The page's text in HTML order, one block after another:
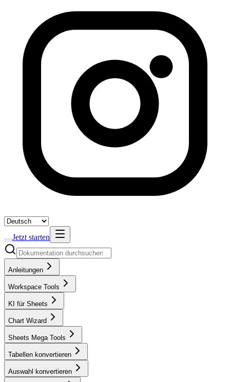
Jetzt starten
Anleitungen
Workspace Tools
KI für Sheets
Chart Wizard
Sheets Mega Tools
Tabellen konvertieren
Auswahl konvertieren